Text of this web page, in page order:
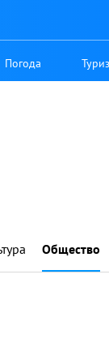
Погода
Общество